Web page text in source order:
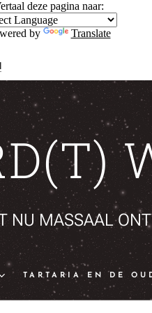
deze pagina naar:
by Translate
NU MASSAAL
TARTARIA EN DE